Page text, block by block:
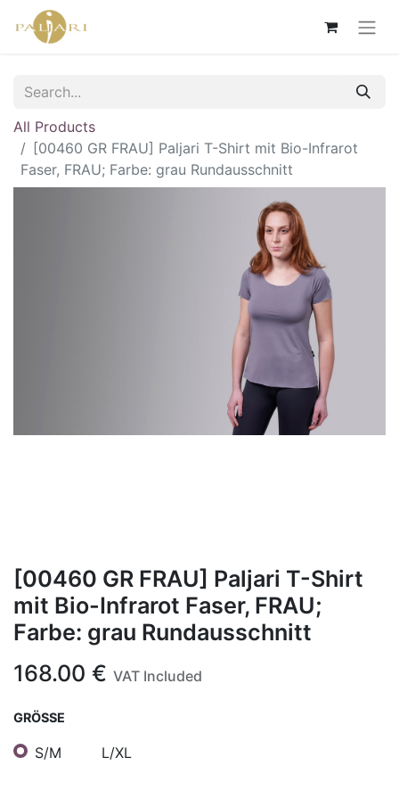
All Products
[00460 GR FRAU] Paljari T-Shirt mit Bio-Infrarot
Faser, FRAU; Farbe: grau Rundausschnitt
[00460 GR FRAU] Paljari T-Shirt
mit Bio-Infrarot Faser, FRAU;
Farbe: grau Rundausschnitt
168.00 € VAT Included
GRÖSSE
S/M L/XL